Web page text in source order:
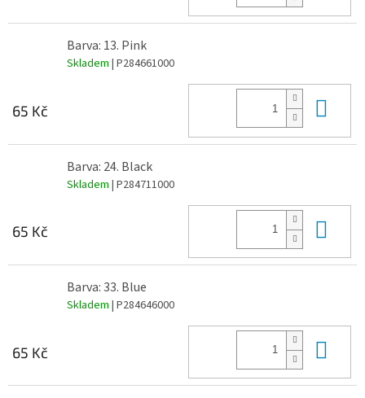
Barva: 13. Pink
Skladem | P284661000
65 Kč
Barva: 24. Black
Skladem | P284711000
65 Kč
Barva: 33. Blue
Skladem | P284646000
65 Kč